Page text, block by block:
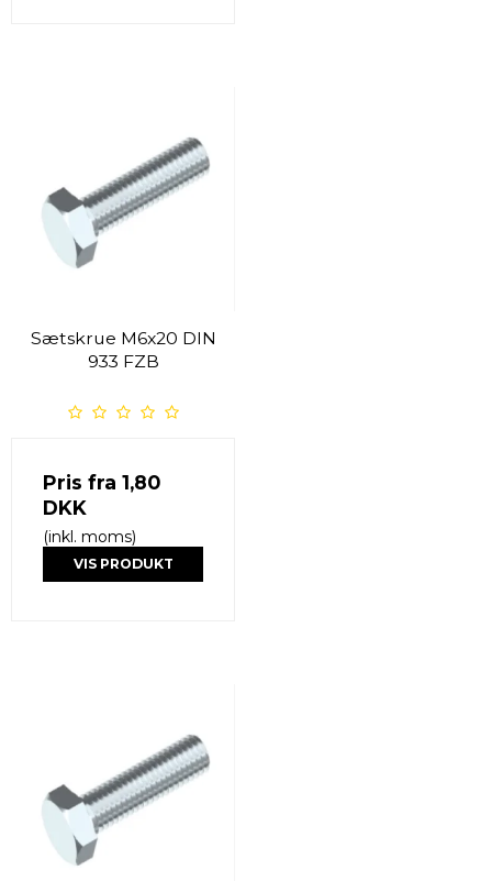
Sætskrue M6x20 DIN
933 FZB
Pris fra 1,80
DKK
(inkl. moms)
VIS PRODUKT